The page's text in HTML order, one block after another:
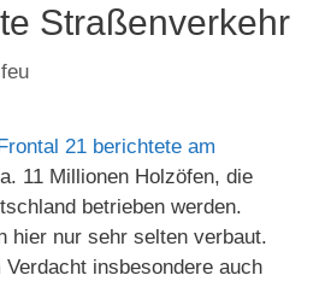
Straßenverkehr
21 berichtete am
11 Millionen Holzöfen, die
betrieben werden.
hier nur sehr selten verbaut.
insbesondere auch